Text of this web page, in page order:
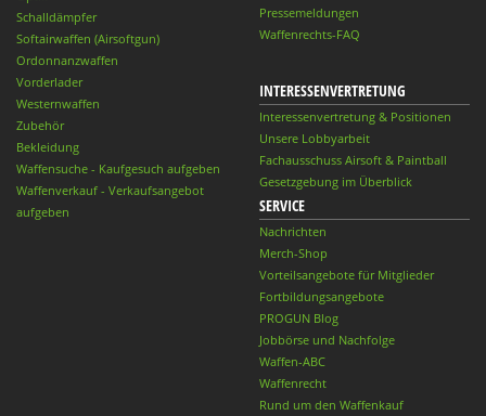
Schalldämpfer
Softairwaffen (Airsoftgun)
Ordonnanzwaffen
Vorderlader
Westernwaffen
Zubehör
Bekleidung
Waffensuche - Kaufgesuch aufgeben
Waffenverkauf - Verkaufsangebot
aufgeben
Pressemeldungen
Waffenrechts-FAQ
INTERESSENVERTRETUNG
Interessenvertretung & Positionen
Unsere Lobbyarbeit
Fachausschuss Airsoft & Paintball
Gesetzgebung im Überblick
SERVICE
Nachrichten
Merch-Shop
Vorteilsangebote für Mitglieder
Fortbildungsangebote
PROGUN Blog
Jobbörse und Nachfolge
Waffen-ABC
Waffenrecht
Rund um den Waffenkauf